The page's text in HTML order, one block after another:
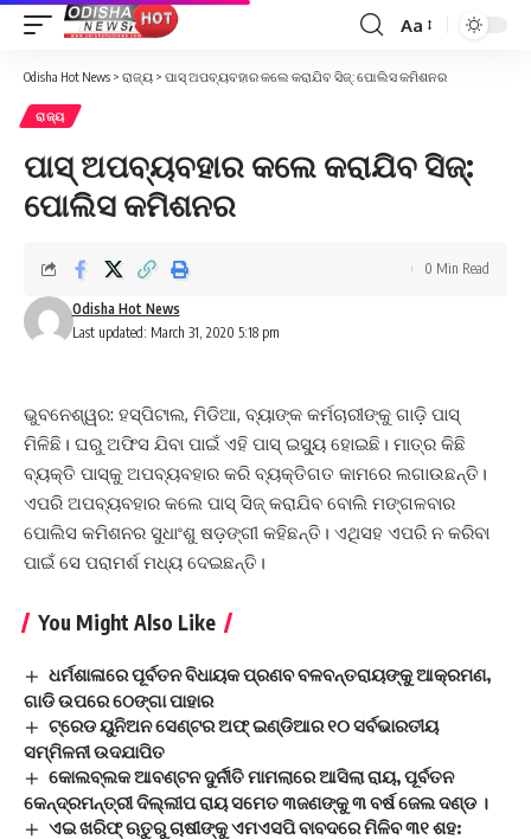
Font
Resizer
Aa
Odisha Hot News > ରାଜ୍ୟ > ପାସ୍‌ ଅପବ୍ୟବହାର କଲେ କରାଯିବ ସିଜ୍‌: ପୋଲିସ କମିଶନର
ରାଜ୍ୟ
ପାସ୍‌ ଅପବ୍ୟବହାର କଲେ କରାଯିବ ସିଜ୍‌:
ପୋଲିସ କମିଶନର
Last updated: March 31, 2020 5:18 pm
Odisha Hot News
0 Min Read
ଭୁବନେଶ୍ୱର: ହସ୍ପିଟାଲ, ମିଡିଆ, ବ୍ୟାଙ୍କ କର୍ମଚାରୀଙ୍କୁ ଗାଡ଼ି ପାସ୍‌
ମିଳିଛି। ଘରୁ ଅଫିସ ଯିବା ପାଇଁ ଏହି ପାସ୍‌ ଇସ୍ୟୁ ହୋଇଛି। ମାତ୍ର କିଛି
ବ୍ୟକ୍ତି ପାସ୍‌କୁ ଅପବ୍ୟବହାର କରି ବ୍ୟକ୍ତିଗତ କାମରେ ଲଗାଉଛନ୍ତି।
ଏପରି ଅପବ୍ୟବହାର କଲେ ପାସ୍‌ ସିଜ୍‌ କରାଯିବ ବୋଲି ମଙ୍ଗଳବାର
ପୋଲିସ କମିଶନର ସୁଧାଂଶୁ ଷଡ଼ଙ୍ଗୀ କହିଛନ୍ତି। ଏଥିସହ ଏପରି ନ କରିବା
ପାଇଁ ସେ ପରାମର୍ଶ ମଧ୍ୟ ଦେଇଛନ୍ତି।
You Might Also Like
ଧର୍ମଶାଳାରେ ପୂର୍ବତନ ବିଧାୟକ ପ୍ରଣବ ବଳବନ୍ତରାୟଙ୍କୁ ଆକ୍ରମଣ,
ଗାଡି ଉପରେ ଠେଙ୍ଗା ପାହାର
ଟ୍ରେଡ ୟୁନିଅନ ସେଣ୍ଟର ଅଫ୍ ଇଣ୍ଡିଆର ୧୦ ସର୍ବଭାରତୀୟ
ସମ୍ମିଳନୀ ଉଦଯାପିତ
କୋଲବ୍ଲକ ଆବଣ୍ଟନ ଦୁର୍ନୀତି ମାମଲାରେ ଆସିଲା ରାୟ, ପୂର୍ବତନ
କେନ୍ଦ୍ରମନ୍ତ୍ରୀ ଦିଲ୍ଲୀପ ରାୟ ସମେତ ୩ଜଣଙ୍କୁ ୩ ବର୍ଷ ଜେଲ ଦଣ୍ଡ ।
ଏଇ ଖରିଫ୍‌ ଋତୁରୁ ଚାଷୀଙ୍କୁ ଏମଏସପି ବାବଦରେ ମିଳିବ ୩୧ ଶହ: